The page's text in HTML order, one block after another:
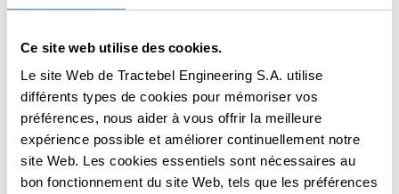
Ce site web utilise des cookies.
Le site Web de Tractebel Engineering S.A. utilise
différents types de cookies pour mémoriser vos
préférences, nous aider à vous offrir la meilleure
expérience possible et améliorer continuellement notre
site Web. Les cookies essentiels sont nécessaires au
bon fonctionnement du site Web, tels que les préférences
européen d’ici 2035.
Tractebel, fort de sa vaste expérience en ingénierie nucléaire
et en solutions énergétiques, est bien placé pour diriger ce
consortium et conduire le développement de la technologie
NEP en s’appuyant sur l’expertise de ses partenaires. Les
compétences complémentaires de Tractebel et des experts